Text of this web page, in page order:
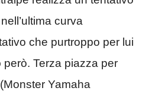
curva
che purtroppo per lui
Terza piazza per
(Monster Yamaha